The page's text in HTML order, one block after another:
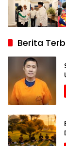
Berita